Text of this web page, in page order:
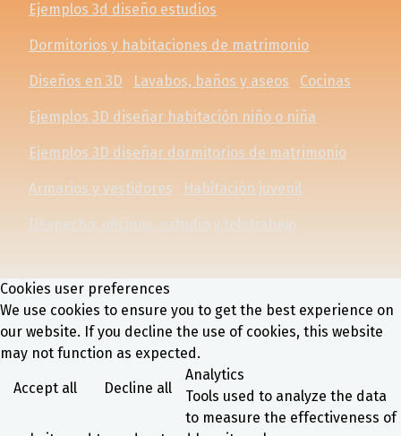
Ejemplos 3d diseño estudios
Dormitorios y habitaciones de matrimonio
Diseños en 3D Lavabos, baños y aseos Cocinas
Ejemplos 3D diseñar habitación niño o niña
Ejemplos 3D diseñar dormitorios de matrimonio
Armarios y vestidores Habitación juvenil
Despacho, oficinas, estudio y teletrabajo
Cookies user preferences
We use cookies to ensure you to get the best experience on
our website. If you decline the use of cookies, this website
may not function as expected.
Accept all Decline all
Analytics
Tools used to analyze the data
to measure the effectiveness of